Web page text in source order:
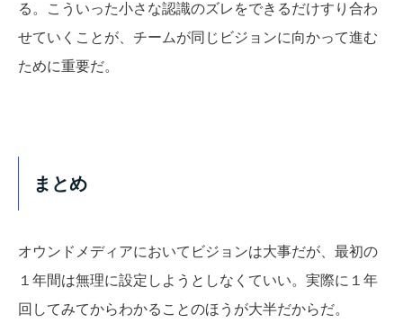
る。こういった小さな認識のズレをできるだけすり合わ
せていくことが、チームが同じビジョンに向かって進む
ために重要だ。
まとめ
オウンドメディアにおいてビジョンは大事だが、最初の
１年間は無理に設定しようとしなくていい。実際に１年
回してみてからわかることのほうが大半だからだ。